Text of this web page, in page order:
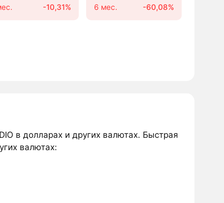
-10,31% 6 мес. -60,08%
в долларах и других валютах. Быстрая
валютах: